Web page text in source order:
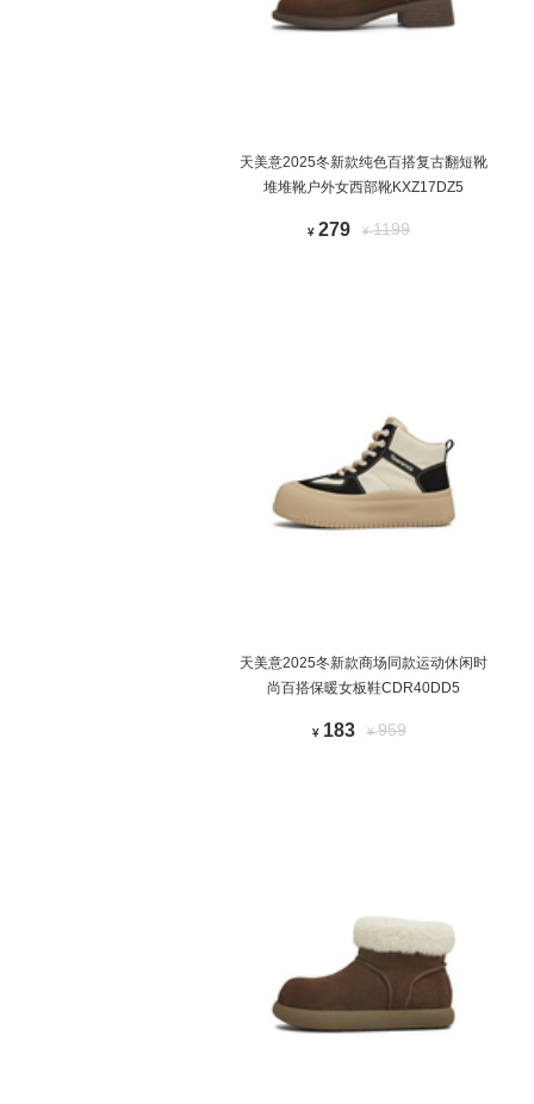
天美意2025冬新款纯色百搭复古翻短靴
堆堆靴户外女西部靴KXZ17DZ5
¥ 279 ¥1199
天美意2025冬新款商场同款运动休闲时
尚百搭保暖女板鞋CDR40DD5
¥ 183 ¥959